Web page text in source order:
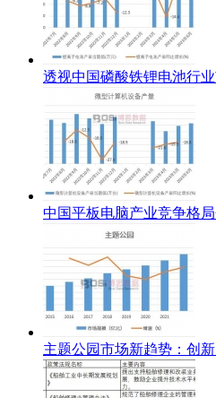
透视中国磷酸铁锂电池行
中国平板电脑产业竞争格
主题公园市场新趋势：创